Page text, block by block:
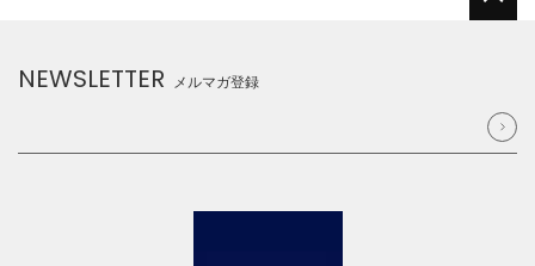
NEWSLETTER メルマガ登録